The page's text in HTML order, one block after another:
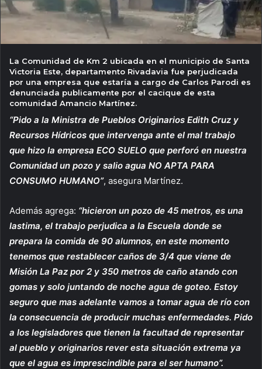
La Comunidad de Km 2 ubicada en el municipio de Santa
Victoria Este, departamento Rivadavia fue perjudicada
por una empresa que estaría a cargo de Carlos Parodi es
denunciada publicamente por el cacique de esta
comunidad Amancio Martínez.
“Pido a la Ministra de Pueblos Originarios Edith Cruz y
Recursos Hídricos que intervenga ante el mal trabajo
que hizo la empresa ECO SUELO que perforó en nuestra
Comunidad un pozo y salio agua NO APTA PARA
CONSUMO HUMANO”, asegura Martínez.
Además agrega: “hicieron un pozo de 45 metros, es una
lastima, el trabajo perjudica a la Escuela donde se
prepara la comida de 90 alumnos, en este momento
tenemos que restablecer caños de 3/4 que viene de
Misión La Paz por 2 y 350 metros de caño atando con
gomas y solo juntando de noche agua de goteo. Estoy
seguro que mas adelante vamos a tomar agua de río con
la consecuencia de producir muchas enfermedades. Pido
a los legisladores que tienen la facultad de representar
al pueblo y originarios rever esta situación extrema ya
que el agua es imprescindible para el ser humano”.